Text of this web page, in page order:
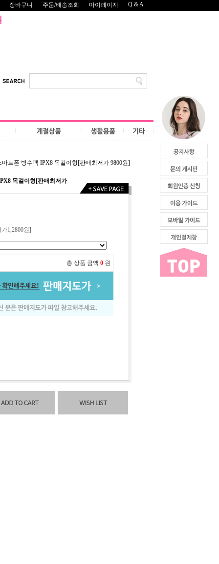
장바구니 주문/배송조회 마이페이지 Q & A
트폰 방수팩 IPX8 목걸이형[판매최저가 9800원]
목걸이형[판매최저가
1,2800원]
총 상품 금액 0 원